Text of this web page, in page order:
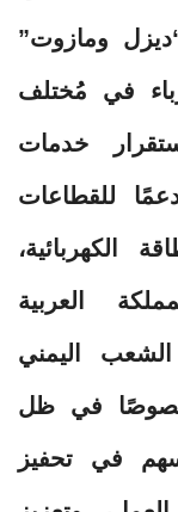
ومازوت”
في مُختلف
خدمات
للقطاعات
الكهربائية،
العربية
اليمني
خصوصًا في ظل
في تحفيز